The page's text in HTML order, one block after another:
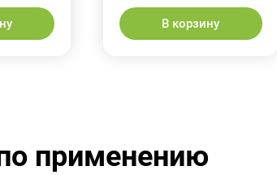
В корзину
применению